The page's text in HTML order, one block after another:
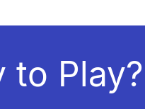
to Play?